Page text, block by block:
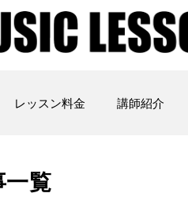
レッスン料金 講師紹介
一覧